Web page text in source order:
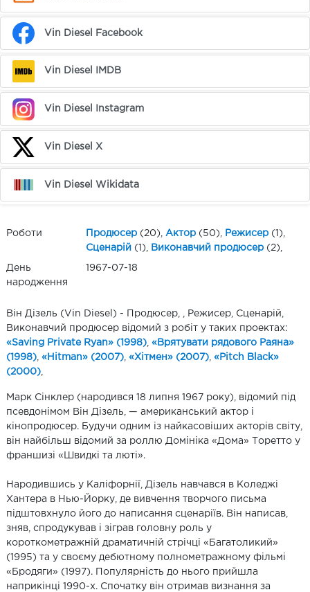
Vin Diesel Facebook
Vin Diesel IMDB
Vin Diesel Instagram
Vin Diesel X
Vin Diesel Wikidata
Роботи Продюсер (20), Актор (50), Режисер (1),
Сценарій (1), Виконавчий продюсер (2),
День
народження
1967-07-18
Він Дізель (Vin Diesel) - Продюсер, , Режисер, Сценарій,
Виконавчий продюсер відомий з робіт у таких проектах:
«Saving Private Ryan» (1998) «Врятувати рядового Раяна»
(1998) «Hitman» (2007) «Хітмен» (2007) «Pitch Black»
(2000)
Марк Сінклер (народився 18 липня 1967 року), відомий під
псевдонімом Він Дізель, — американський актор і
кінопродюсер. Будучи одним із найкасовіших акторів світу,
він найбільш відомий за роллю Домініка «Дома» Торетто у
франшизі «Швидкі та люті».
Народившись у Каліфорнії, Дізель навчався в Коледжі
Хантера в Нью-Йорку, де вивчення творчого письма
підштовхнуло його до написання сценаріїв. Він написав,
зняв, спродукував і зіграв головну роль у
короткометражній драматичній стрічці «Багатоликий»
(1995) та у своєму дебютному полнометражному фільмі
«Бродяги» (1997). Популярність до нього прийшла
наприкінці 1990-х. Спочатку він отримав визнання за